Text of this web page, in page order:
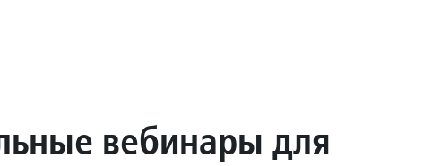
вебинары для